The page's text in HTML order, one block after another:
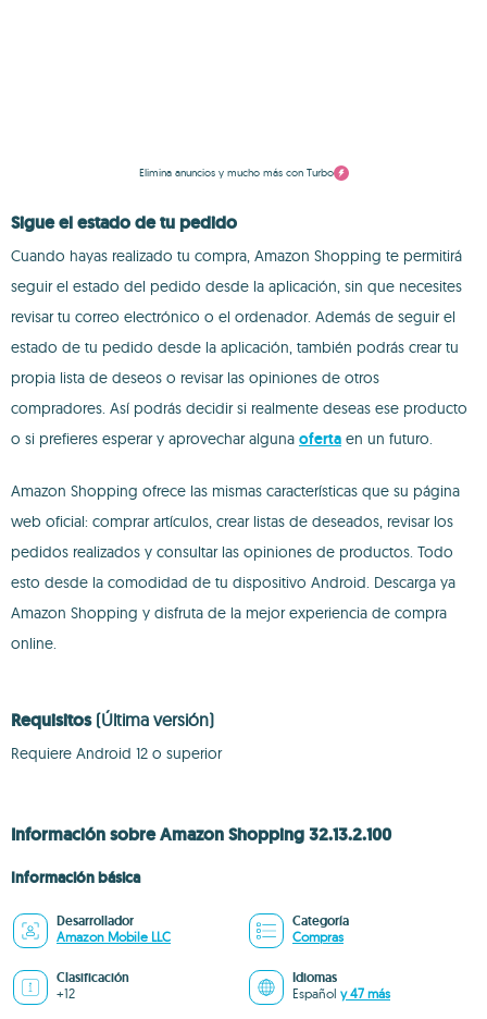
Elimina anuncios y mucho más con Turbo
Sigue el estado de tu pedido
Cuando hayas realizado tu compra, Amazon Shopping te permitirá
seguir el estado del pedido desde la aplicación, sin que necesites
revisar tu correo electrónico o el ordenador. Además de seguir el
estado de tu pedido desde la aplicación, también podrás crear tu
propia lista de deseos o revisar las opiniones de otros
compradores. Así podrás decidir si realmente deseas ese producto
o si prefieres esperar y aprovechar alguna oferta en un futuro.
Amazon Shopping ofrece las mismas características que su página
web oficial: comprar artículos, crear listas de deseados, revisar los
pedidos realizados y consultar las opiniones de productos. Todo
esto desde la comodidad de tu dispositivo Android. Descarga ya
Amazon Shopping y disfruta de la mejor experiencia de compra
online.
Requisitos (Última versión)
Requiere Android 12 o superior
Información sobre Amazon Shopping 32.13.2.100
Información básica
Desarrollador
Amazon Mobile LLC
Categoría
Compras
Clasificación
+12
Idiomas
Español y 47 más